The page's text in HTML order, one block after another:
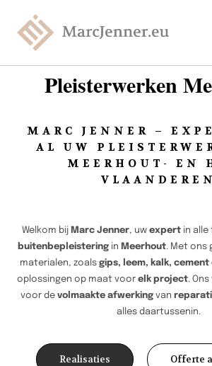
Pleisterwerken
MARC JENNER –
AL UW
MEERHOUT- EN
VLAANDEREN
Welkom bij Marc Jenner, uw expertin alle
buitenbepleisteringin Meerhout. Met ons
materialen, zoals gips, leem, kalk, cement
oplossingen op maat voor elk project.
voor de volmaakte afwerking van
alles daartussenin.
Realisaties Offerte